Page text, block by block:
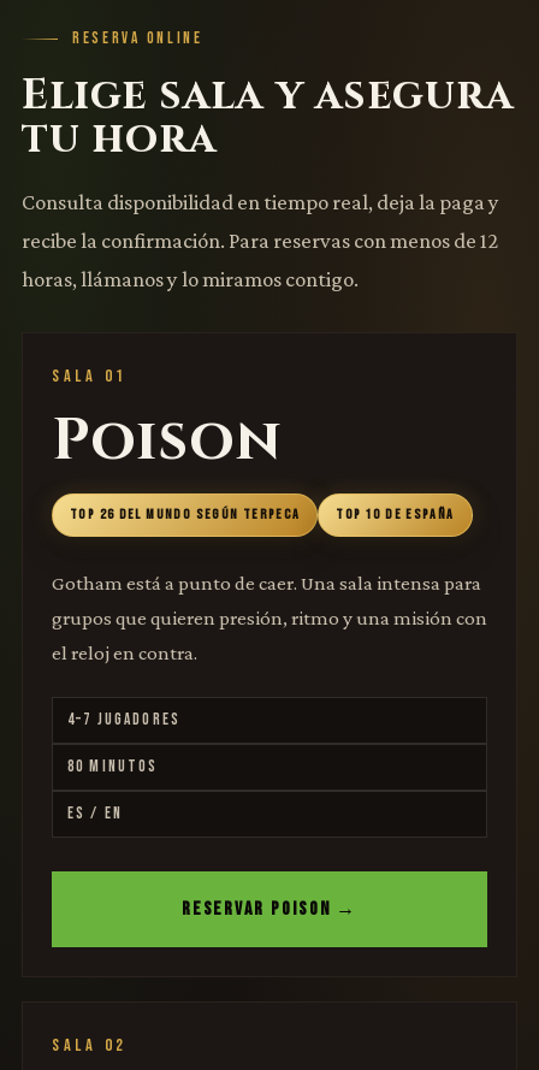
RESERVA ONLINE
Elige sala y asegura
tu hora
Consulta disponibilidad en tiempo real, deja la paga y
recibe la confirmación. Para reservas con menos de 12
horas, llámanos y lo miramos contigo.
SALA 01
Poison
TOP 26 DEL MUNDO SEGÚN TERPECA TOP 10 DE ESPAÑA
Gotham está a punto de caer. Una sala intensa para
grupos que quieren presión, ritmo y una misión con
el reloj en contra.
4–7 JUGADORES
80 MINUTOS
ES / EN
RESERVAR POISON →
SALA 02